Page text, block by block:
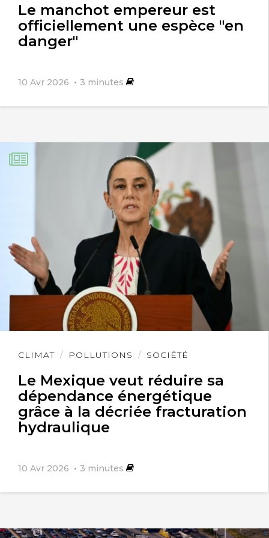
Le manchot empereur est
officiellement une espèce "en
danger"
10 Avr 2026 3 minutes
CLIMAT POLLUTIONS SOCIÉTÉ
Le Mexique veut réduire sa
dépendance énergétique
grâce à la décriée fracturation
hydraulique
10 Avr 2026 3 minutes
Lire